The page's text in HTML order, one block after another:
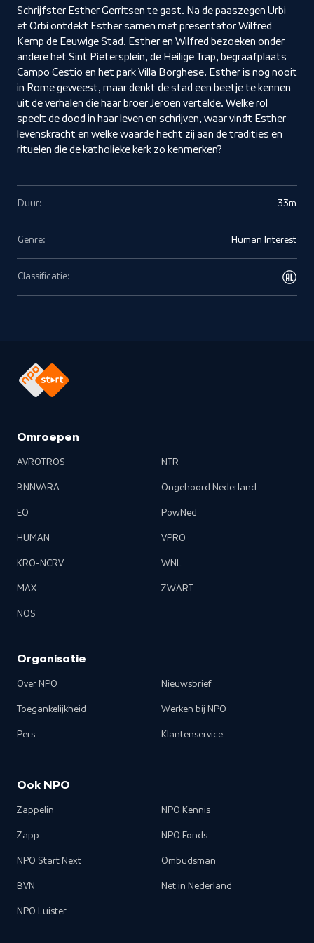
Schrijfster Esther Gerritsen te gast. Na de paaszegen Urbi
et Orbi ontdekt Esther samen met presentator Wilfred
Kemp de Eeuwige Stad. Esther en Wilfred bezoeken onder
andere het Sint Pietersplein, de Heilige Trap, begraafplaats
Campo Cestio en het park Villa Borghese. Esther is nog nooit
in Rome geweest, maar denkt de stad een beetje te kennen
uit de verhalen die haar broer Jeroen vertelde. Welke rol
speelt de dood in haar leven en schrijven, waar vindt Esther
levenskracht en welke waarde hecht zij aan de tradities en
rituelen die de katholieke kerk zo kenmerken?
Duur: 33m
Genre: Human Interest
Classificatie:
Omroepen
AVROTROS
BNNVARA
EO
HUMAN
KRO-NCRV
MAX
NOS
NTR
Ongehoord Nederland
PowNed
VPRO
WNL
ZWART
Organisatie
Over NPO
Toegankelijkheid
Pers
Nieuwsbrief
Werken bij NPO
Klantenservice
Ook NPO
Zappelin
Zapp
NPO Start Next
BVN
NPO Luister
NPO Kennis
NPO Fonds
Ombudsman
Net in Nederland